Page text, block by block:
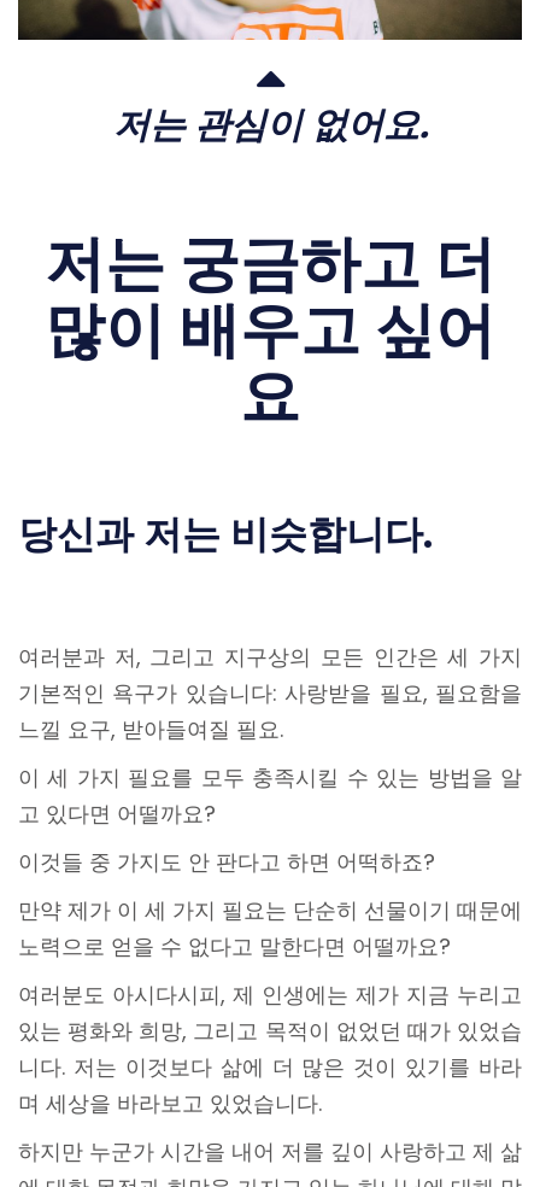
저는 관심이 없어요.
저는 궁금하고 더
많이 배우고 싶어
요
당신과 저는 비슷합니다.
여러분과 저, 그리고 지구상의 모든 인간은 세 가지
기본적인 욕구가 있습니다: 사랑받을 필요, 필요함을
느낄 요구, 받아들여질 필요.
이 세 가지 필요를 모두 충족시킬 수 있는 방법을 알
고 있다면 어떨까요?
이것들 중 가지도 안 판다고 하면 어떡하죠?
만약 제가 이 세 가지 필요는 단순히 선물이기 때문에
노력으로 얻을 수 없다고 말한다면 어떨까요?
여러분도 아시다시피, 제 인생에는 제가 지금 누리고
있는 평화와 희망, 그리고 목적이 없었던 때가 있었습
니다. 저는 이것보다 삶에 더 많은 것이 있기를 바라
며 세상을 바라보고 있었습니다.
하지만 누군가 시간을 내어 저를 깊이 사랑하고 제 삶